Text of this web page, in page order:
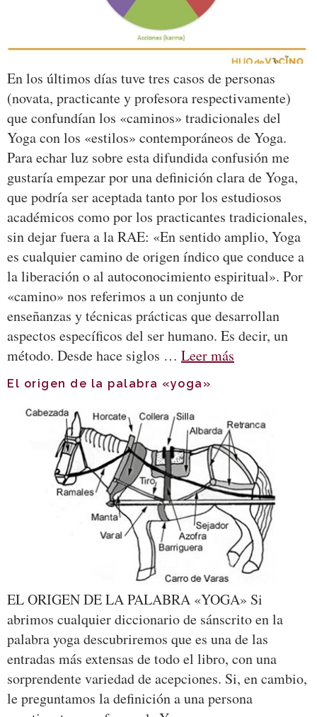
En los últimos días tuve tres casos de personas
(novata, practicante y profesora respectivamente)
que confundían los «caminos» tradicionales del
Yoga con los «estilos» contemporáneos de Yoga.
Para echar luz sobre esta difundida confusión me
gustaría empezar por una definición clara de Yoga,
que podría ser aceptada tanto por los estudiosos
académicos como por los practicantes tradicionales,
sin dejar fuera a la RAE: «En sentido amplio, Yoga
es cualquier camino de origen índico que conduce a
la liberación o al autoconocimiento espiritual». Por
«camino» nos referimos a un conjunto de
enseñanzas y técnicas prácticas que desarrollan
aspectos específicos del ser humano. Es decir, un
método. Desde hace siglos … Leer más
El origen de la palabra «yoga»
EL ORIGEN DE LA PALABRA «YOGA» Si
abrimos cualquier diccionario de sánscrito en la
palabra yoga descubriremos que es una de las
entradas más extensas de todo el libro, con una
sorprendente variedad de acepciones. Si, en cambio,
le preguntamos la definición a una persona